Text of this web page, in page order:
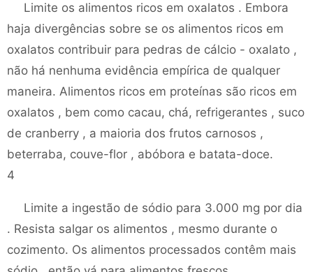
Limite os alimentos ricos em oxalatos . Embora
haja divergências sobre se os alimentos ricos em
oxalatos contribuir para pedras de cálcio - oxalato ,
não há nenhuma evidência empírica de qualquer
maneira. Alimentos ricos em proteínas são ricos em
oxalatos , bem como cacau, chá, refrigerantes , suco
de cranberry , a maioria dos frutos carnosos ,
beterraba, couve-flor , abóbora e batata-doce.
4
Limite a ingestão de sódio para 3.000 mg por dia
. Resista salgar os alimentos , mesmo durante o
cozimento. Os alimentos processados ​​contêm mais